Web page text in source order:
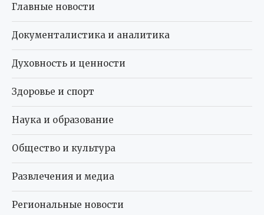
Главные новости
Документалистика и аналитика
Духовность и ценности
Здоровье и спорт
Наука и образование
Общество и культура
Развлечения и медиа
Региональные новости